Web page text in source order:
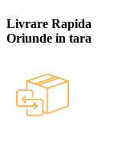
Livrare Rapida
Oriunde in tara